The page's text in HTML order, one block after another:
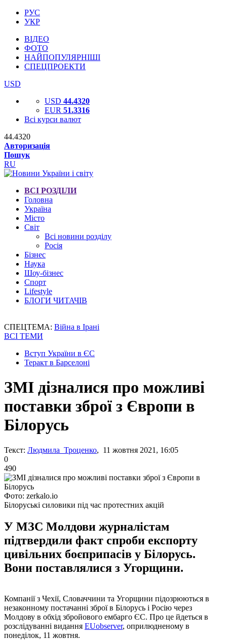
РУС
УКР
ВІДЕО
ФОТО
НАЙПОПУЛЯРНІШІ
СПЕЦПРОЕКТИ
USD
USD 44.4320
EUR 51.3316
Всі курси валют
44.4320
Авторизація
Пошук
RU
ВСІ РОЗДІЛИ
Головна
Україна
Місто
Світ
Всі новини розділу
Росія
Бізнес
Наука
Шоу-бізнес
Спорт
Lifestyle
БЛОГИ ЧИТАЧІВ
СПЕЦТЕМА: Війна в Ірані
ВСІ ТЕМИ
Вступ України в ЄС
Теракт в Барселоні
ЗМІ дізналися про можливі
поставки зброї з Європи в
Білорусь
Текст: Людмила Троценко, 11 жовтня 2021, 16:05
0
490
Фото: zerkalo.io
Білоруські силовики під час протестних акцій
У МЗС Молдови журналістам
підтвердили факт спроби експорту
цивільних боєприпасів у Білорусь.
Вони поставлялися з Угорщини.
Компанії з Чехії, Словаччини та Угорщини підозрюються в
незаконному постачанні зброї в Білорусь і Росію через
Молдову в обхід збройового ембарго ЄС. Про це йдеться в
розслідуванні видання EUobserver, оприлюдненому в
понеділок, 11 жовтня.